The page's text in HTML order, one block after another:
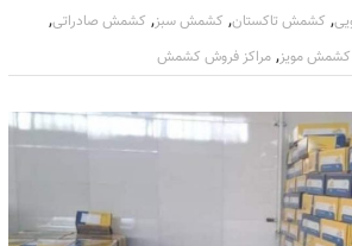
, کشمش تاکستان, کشمش سبز, کشمش صادراتی,
کشمش مویز, مراکز فروش کشمش